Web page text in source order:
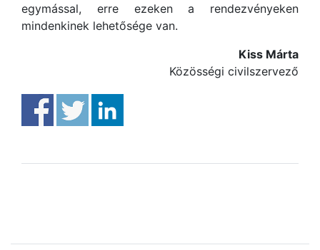
egymással, erre ezeken a rendezvényeken
mindenkinek lehetősége van.
Kiss Márta
Közösségi civilszervező